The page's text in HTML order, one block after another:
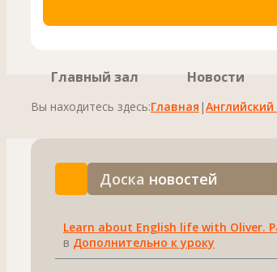
Главный зал Новости
Вы находитесь здесь:Главная |Английский
Доска новостей
Learn about English life with Oliver.
в Дополнительно к уроку